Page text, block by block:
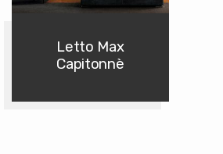
Letto Max
Capitonnè